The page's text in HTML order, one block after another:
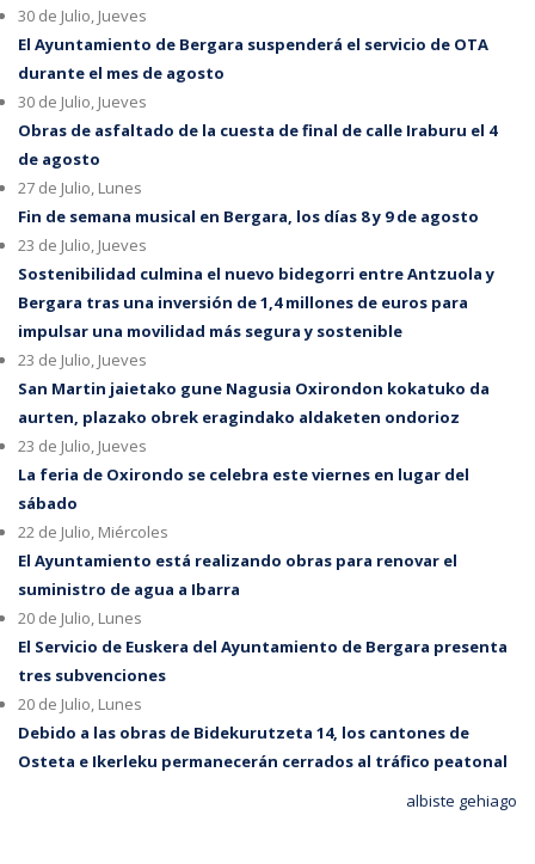
30 de Julio, Jueves
El Ayuntamiento de Bergara suspenderá el servicio de OTA
durante el mes de agosto
30 de Julio, Jueves
Obras de asfaltado de la cuesta de final de calle Iraburu el 4
de agosto
27 de Julio, Lunes
Fin de semana musical en Bergara, los días 8 y 9 de agosto
23 de Julio, Jueves
Sostenibilidad culmina el nuevo bidegorri entre Antzuola y
Bergara tras una inversión de 1,4 millones de euros para
impulsar una movilidad más segura y sostenible
23 de Julio, Jueves
San Martin jaietako gune Nagusia Oxirondon kokatuko da
aurten, plazako obrek eragindako aldaketen ondorioz
23 de Julio, Jueves
La feria de Oxirondo se celebra este viernes en lugar del
sábado
22 de Julio, Miércoles
El Ayuntamiento está realizando obras para renovar el
suministro de agua a Ibarra
20 de Julio, Lunes
El Servicio de Euskera del Ayuntamiento de Bergara presenta
tres subvenciones
20 de Julio, Lunes
Debido a las obras de Bidekurutzeta 14, los cantones de
Osteta e Ikerleku permanecerán cerrados al tráfico peatonal
albiste gehiago